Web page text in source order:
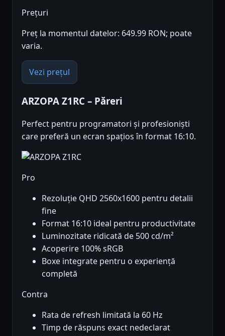
Prețuri
Preț la momentul datelor: 649.99 RON; poate
varia.
Vezi prețul
ARZOPA Z1RC – Păreri
Perfect pentru programatori și profesioniști
care preferă un ecran spațios în format 16:10.
Pro
Rezoluție QHD 2560x1600 pentru detalii
fine
Format 16:10 ideal pentru productivitate
Luminozitate ridicată de 500 cd/m²
Acoperire 100% sRGB
Boxe integrate pentru o experiență
completă
Contra
Rata de refresh limitată la 60 Hz
Timp de răspuns exact nedeclarat